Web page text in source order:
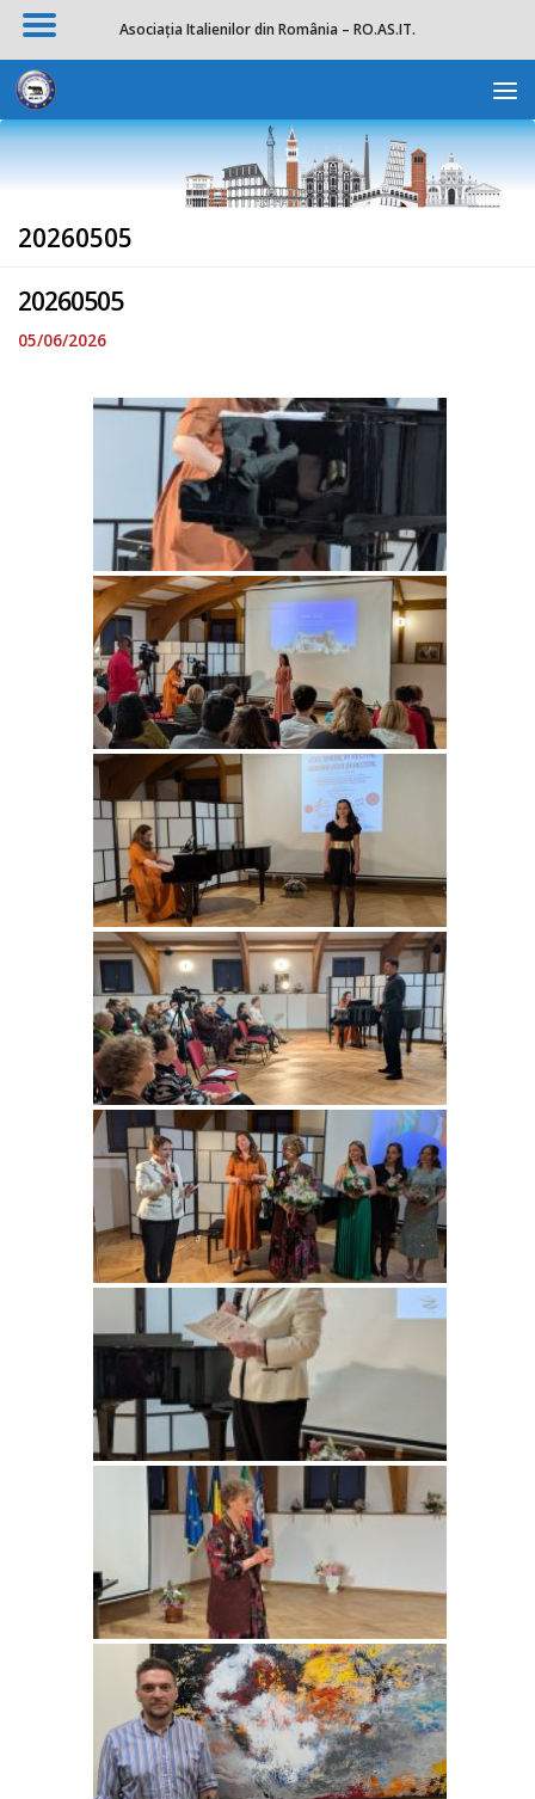
Skip to content
20260505
20260505
05/06/2026
Asociația Italienilor din România – RO.AS.IT.